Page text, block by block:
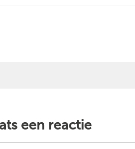
een reactie